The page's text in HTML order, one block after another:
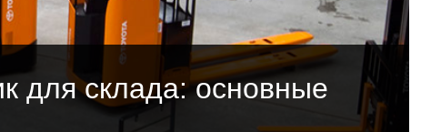
для склада: основные